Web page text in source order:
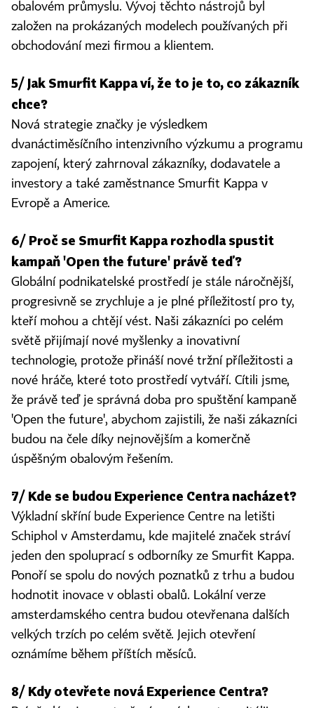
obalovém průmyslu. Vývoj těchto nástrojů byl
založen na prokázaných modelech používaných při
obchodování mezi firmou a klientem.
5/ Jak Smurfit Kappa ví, že to je to, co zákazník
chce?
Nová strategie značky je výsledkem
dvanáctiměsíčního intenzivního výzkumu a programu
zapojení, který zahrnoval zákazníky, dodavatele a
investory a také zaměstnance Smurfit Kappa v
Evropě a Americe.
6/ Proč se Smurfit Kappa rozhodla spustit
kampaň 'Open the future' právě teď?
Globální podnikatelské prostředí je stále náročnější,
progresivně se zrychluje a je plné příležitostí pro ty,
kteří mohou a chtějí vést. Naši zákazníci po celém
světě přijímají nové myšlenky a inovativní
technologie, protože přináší nové tržní příležitosti a
nové hráče, které toto prostředí vytváří. Cítili jsme,
že právě teď je správná doba pro spuštění kampaně
'Open the future', abychom zajistili, že naši zákazníci
budou na čele díky nejnovějším a komerčně
úspěšným obalovým řešením.
7/ Kde se budou Experience Centra nacházet?
Výkladní skříní bude Experience Centre na letišti
Schiphol v Amsterdamu, kde majitelé značek stráví
jeden den spoluprací s odborníky ze Smurfit Kappa.
Ponoří se spolu do nových poznatků z trhu a budou
hodnotit inovace v oblasti obalů. Lokální verze
amsterdamského centra budou otevřenana dalších
velkých trzích po celém světě. Jejich otevření
oznámíme během příštích měsíců.
8/ Kdy otevřete nová Experience Centra?